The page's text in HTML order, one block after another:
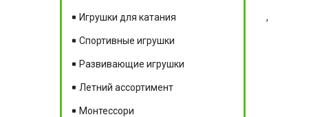
,
Игрушки для катания
Спортивные игрушки
Развивающие игрушки
Летний ассортимент
Монтессори